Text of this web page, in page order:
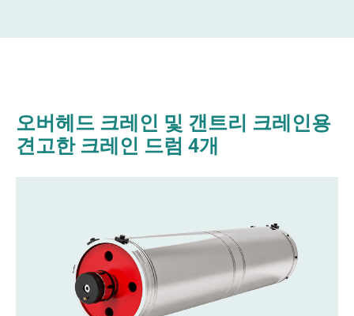
오버헤드 크레인 및 갠트리 크레인용
견고한 크레인 드럼 4개